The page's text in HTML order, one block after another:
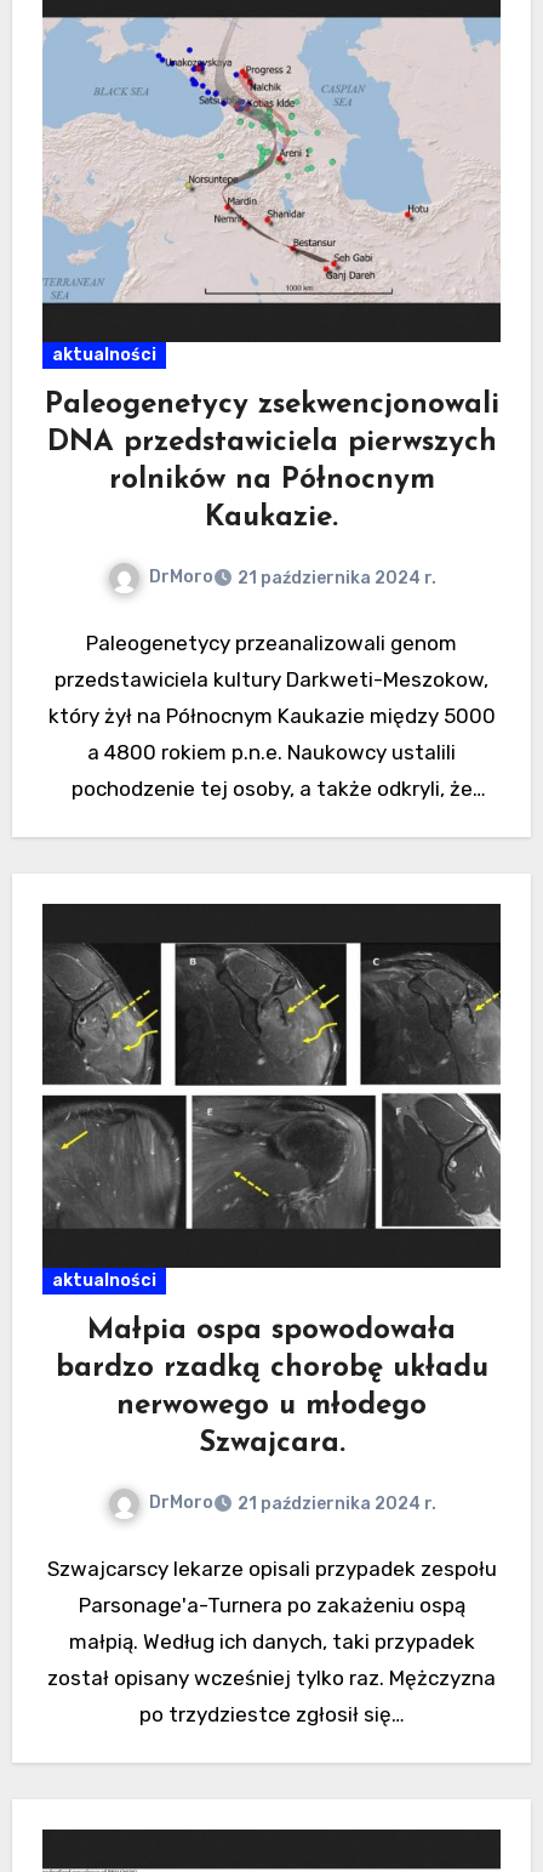
aktualności
Paleogenetycy zsekwencjonowali
DNA przedstawiciela pierwszych
rolników na Północnym
Kaukazie.
DrMoro 21 października 2024 r.
Paleogenetycy przeanalizowali genom
przedstawiciela kultury Darkweti-Meszokow,
który żył na Północnym Kaukazie między 5000
a 4800 rokiem p.n.e. Naukowcy ustalili
pochodzenie tej osoby, a także odkryli, że
aktualności
Małpia ospa spowodowała
bardzo rzadką chorobę układu
nerwowego u młodego
Szwajcara.
DrMoro 21 października 2024 r.
Szwajcarscy lekarze opisali przypadek zespołu
Parsonage'a-Turnera po zakażeniu ospą
małpią. Według ich danych, taki przypadek
został opisany wcześniej tylko raz. Mężczyzna
po trzydziestce zgłosił się…